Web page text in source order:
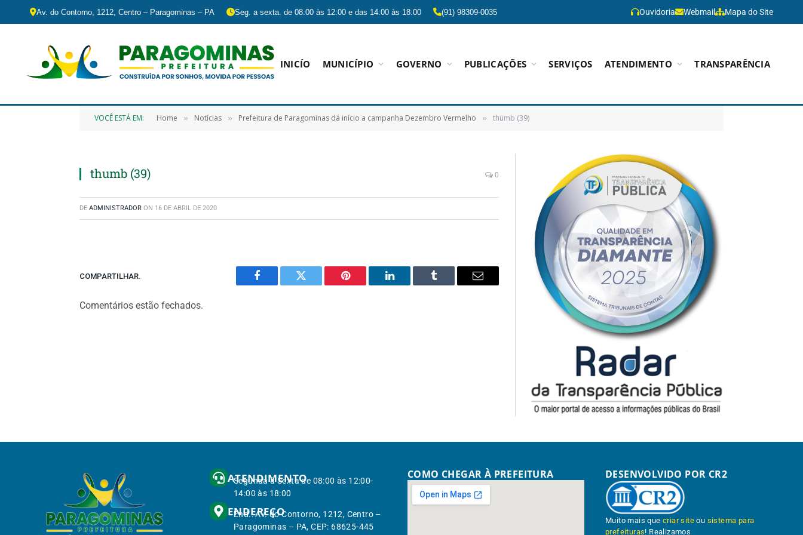
Av. do Contorno, 1212, Centro – Paragominas – PA Seg. a sexta. de 08:00 às 12:00 e das 14:00 às 18:00 (91) 98309-0035 Ouvidoria Webmail Mapa do Site
INICÍO MUNICÍPIO GOVERNO PUBLICAÇÕES SERVIÇOS ATENDIMENTO TRANSPARÊNCIA
VOCÊ ESTÁ EM: Home » Notícias » Prefeitura de Paragominas dá início a campanha Dezembro Vermelho » thumb (39)
thumb (39) 0
DE ADMINISTRADOR ON 16 DE ABRIL DE 2020
COMPARTILHAR.
Facebook Twitter Pinterest LinkedIn Tumblr Email
Comentários estão fechados.
ATENDIMENTO
Segunda à Sexta de 08:00 às 12:00-
14:00 às 18:00
ENDEREÇO
End.: Av. do Contorno, 1212, Centro –
Paragominas – PA, CEP: 68625-445
COMO CHEGAR À PREFEITURA DESENVOLVIDO POR CR2
Muito mais quecriar site ou sistema para
prefeituras! Realizamos